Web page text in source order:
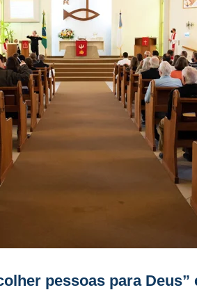
pessoas para Deus”